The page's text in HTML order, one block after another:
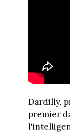
Dardilly,
premier